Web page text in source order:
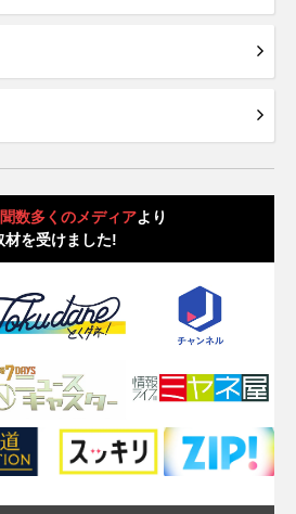
数多くのメディアより
材を受けました!